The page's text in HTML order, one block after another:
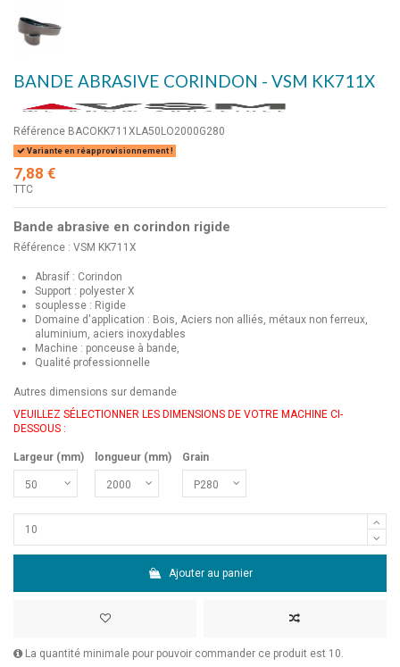
BANDE ABRASIVE CORINDON - VSM KK711X
Référence BACOKK711XLA50LO2000G280
Variante en réapprovisionnement !
7,88 €
TTC
Bande abrasive en corindon rigide
Référence : VSM KK711X
Abrasif : Corindon
Support : polyester X
souplesse : Rigide
Domaine d'application : Bois, Aciers non alliés, métaux non ferreux,
aluminium, aciers inoxydables
Machine : ponceuse à bande,
Qualité professionnelle
Autres dimensions sur demande
VEUILLEZ SÉLECTIONNER LES DIMENSIONS DE VOTRE MACHINE CI-
DESSOUS :
Largeur (mm) longueur (mm) Grain
Ajouter au panier
La quantité minimale pour pouvoir commander ce produit est 10.